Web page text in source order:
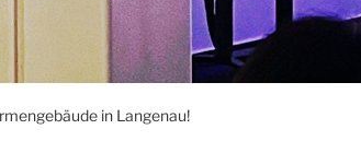
in Langenau!